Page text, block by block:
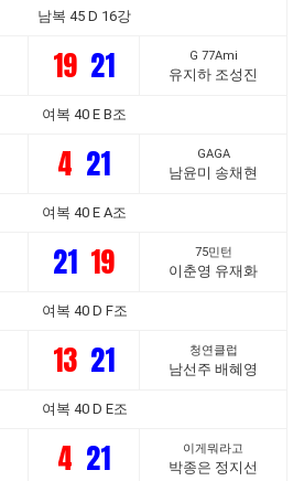
남복 45 D 16강
19 21 G 77Ami
유지하 조성진
여복 40 E B조
4 21 GAGA
남윤미 송채현
여복 40 E A조
21 19 75민턴
이춘영 유재화
여복 40 D F조
13 21 청연클럽
남선주 배혜영
여복 40 D E조
4 21 이게뭐라고
박종은 정지선